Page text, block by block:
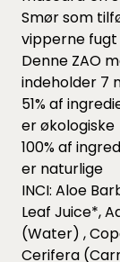
Smør som
vipperne fugt
Denne ZAO
indeholder 7
51% af
er økologiske
100% af
er naturlige
INCI: Aloe
Leaf Juice*,
(Water) ,
Cerifera